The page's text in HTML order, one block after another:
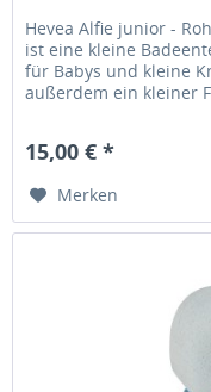
Hevea Alfie junior -
ist eine kleine
für Babys und kleine
außerdem ein kleiner
15,00 € *
Merken